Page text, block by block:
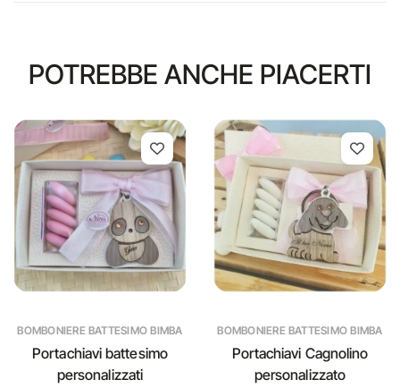
POTREBBE ANCHE PIACERTI
BOMBONIERE BATTESIMO BIMBA
Portachiavi battesimo
personalizzati
BOMBONIERE BATTESIMO BIMBA
Portachiavi Cagnolino
personalizzato